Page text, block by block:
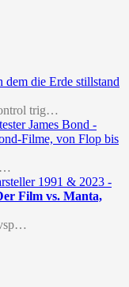
dem die Erde stillstand
trig…
James Bond -
Filme, von Flop bis
1991 & 2023 -
Film vs. Manta,